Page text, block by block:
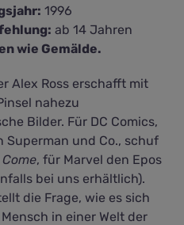
1996
ab 14 Jahren
wie Gemälde.
Alex Ross erschafft mit
nahezu
Bilder. Für DC Comics,
Superman und Co., schuf
, für Marvel den Epos
bei uns erhältlich).
die Frage, wie es sich
in einer Welt der